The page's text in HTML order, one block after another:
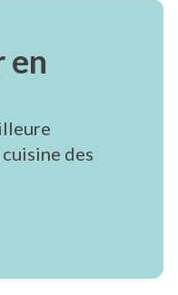
en
des